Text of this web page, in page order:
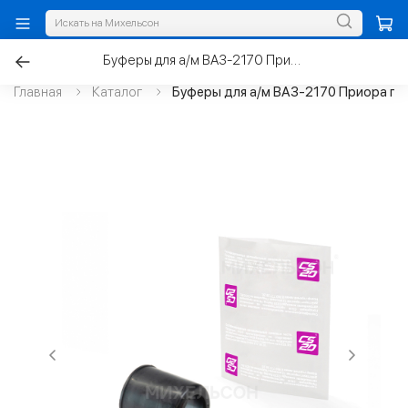
Главная Каталог Буферы для а/м ВАЗ-2170 Приора